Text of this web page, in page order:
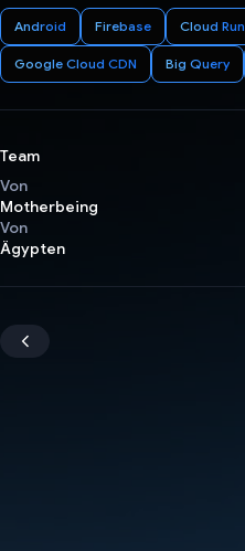
Android Firebase Cloud Run
Google Cloud CDN Big Query
Team
Von
Motherbeing
Von
Ägypten